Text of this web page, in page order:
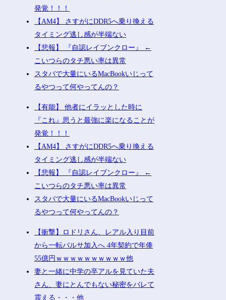
発覚！！！
【AM4】 さすがにDDR5へ乗り換える
タイミング逃し感が半端ない
【悲報】 『自認レイブンクロー』 ←
こいつらのタチ悪い率は異常
スタバで大量にいるMacBookいじって
るやつって何やってんの？
【有能】 他者にイラッとした時に
『これ』思うと最強に楽になることが
発覚！！！
【AM4】 さすがにDDR5へ乗り換える
タイミング逃し感が半端ない
【悲報】 『自認レイブンクロー』 ←
こいつらのタチ悪い率は異常
スタバで大量にいるMacBookいじって
るやつって何やってんの？
【衝撃】ロドリさん、レアル入り目前
から一転バルサ加入へ 4年契約で年俸
55億円ｗｗｗｗｗｗｗｗｗｗ他
妻と一緒に中学の卒アルを見ていた夫
さん、妻にとんでもない秘密をバレて
震える・・・他